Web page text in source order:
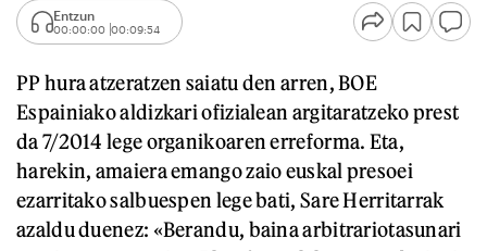
Entzun
00:00:00 00:09:54
PP hura atzeratzen saiatu den arren, BOE
Espainiako aldizkari ofizialean argitaratzeko prest
da 7/2014 lege organikoaren erreforma. Eta,
harekin, amaiera emango zaio euskal presoei
ezarritako salbuespen lege bati, Sare Herritarrak
azaldu duenez: «Berandu, baina arbitrariotasunari